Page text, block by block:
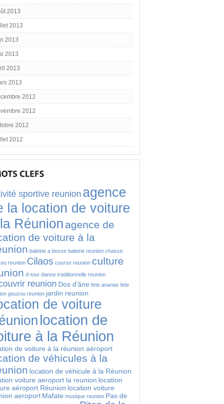
2013
2013
2013
2013
2013
2013
2012
2012
2012
2012
sportive reunion agence
la location de voiture
Réunion agence de
de voiture à la
baleine a bosse baleine reunion chasse
reunion Cilaos course reunion culture
d-tour danse traditionnelle reunion
reunion Dos d'âne fete ananas fete
gouzou reunion jardin reunion
de voiture
location de
à la Réunion
de voiture à la réunion aéroport
de véhicules à la
location de véhicule à la Réunion
voiture aeroport la reunion location
aéroport Réunion location voiture
aeroport Mafate musique reunion Pas de